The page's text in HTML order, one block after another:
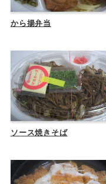
から揚弁当
ソース焼きそば